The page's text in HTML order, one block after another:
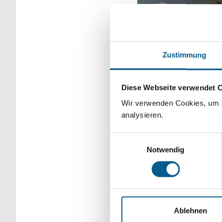
Zustimmung
Diese Webseite verwendet
Wir verwenden Cookies,
analysieren.
Notwendig
Ablehnen
bei dem Betroffene
Schmerzempfinden
eindeutig geklärt,
Ziel der neuen